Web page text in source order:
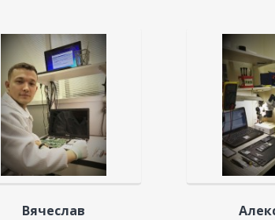
Вячеслав